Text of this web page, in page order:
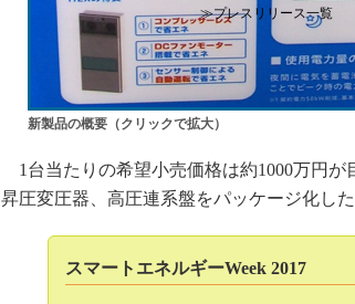
新製品の概要（クリックで拡大）
1台当たりの希望小売価格は約1000万円が
昇圧変圧器、高圧連系盤をパッケージ化し
スマートエネルギーWeek 2017
≫プレスリリース一覧